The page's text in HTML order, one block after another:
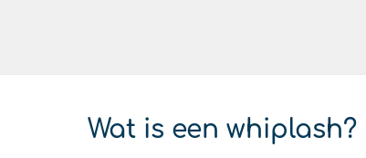
Wat is een whiplash?